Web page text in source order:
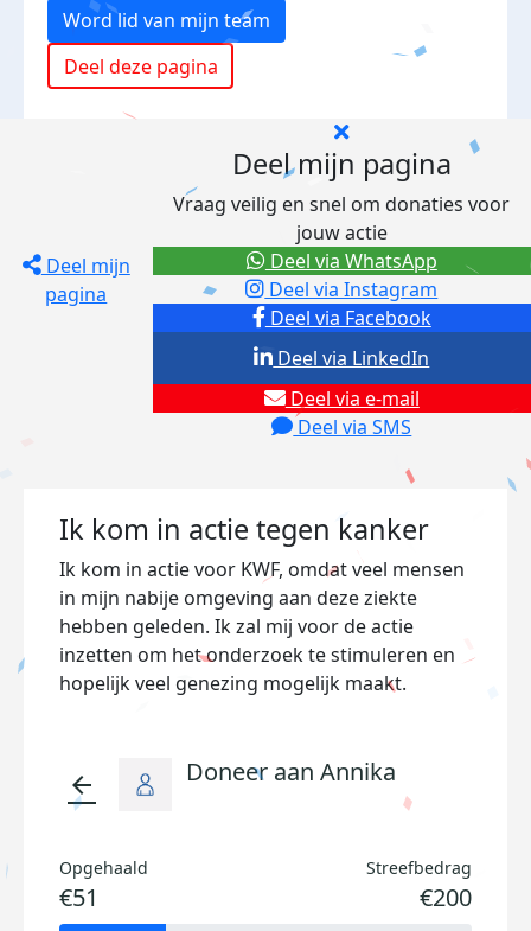
Word lid van mijn team
Deel deze pagina
Deel mijn
pagina
Deel mijn pagina
Vraag veilig en snel om donaties voor
jouw actie
Deel via Facebook
Deel via Instagram
Deel via e-mail
Deel via SMS
Deel via LinkedIn
Deel via WhatsApp
Ik kom in actie tegen kanker
Ik kom in actie voor KWF, omdat veel mensen
in mijn nabije omgeving aan deze ziekte
hebben geleden. Ik zal mij voor de actie
inzetten om het onderzoek te stimuleren en
hopelijk veel genezing mogelijk maakt.
arrow_back Doneer aan Annika
Opgehaald
€51
Streefbedrag
€200